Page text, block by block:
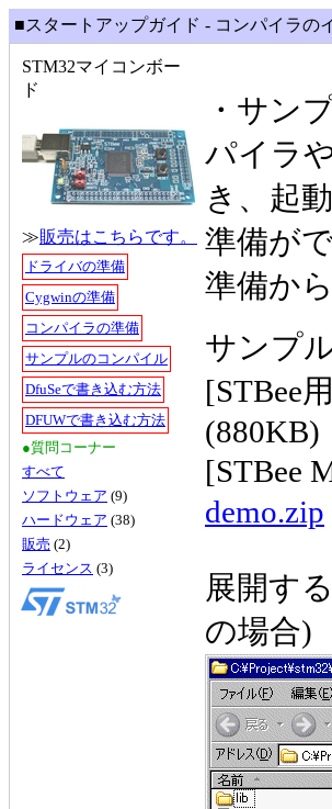
■スタートアップガイド - コンパイラの
STM32マイコンボー
ド
≫販売はこちらです。
ドライバの準備
Cygwinの準備
コンパイラの準備
サンプルのコンパイル
DfuSeで書き込む方法
DFUWで書き込む方法
●質問コーナー
すべて
ソフトウェア (9)
ハードウェア (38)
販売 (2)
ライセンス (3)
・サン
パイラ
き、起
準備が
準備か
サンプ
[STBee
(880KB)
[STBee
demo.zip
展開す
の場合)